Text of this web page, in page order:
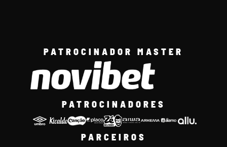
PATROCINADOR MASTER
PATROCINADORES
PARCEIROS